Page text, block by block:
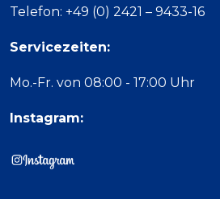
Telefon: +49 (0) 2421 – 9433-16
Servicezeiten:
Mo.-Fr. von 08:00 - 17:00 Uhr
Instagram: